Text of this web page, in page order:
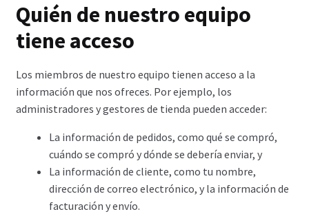
Quién de nuestro equipo
tiene acceso
Los miembros de nuestro equipo tienen acceso a la
información que nos ofreces. Por ejemplo, los
administradores y gestores de tienda pueden acceder:
La información de pedidos, como qué se compró,
cuándo se compró y dónde se debería enviar, y
La información de cliente, como tu nombre,
dirección de correo electrónico, y la información de
facturación y envío.